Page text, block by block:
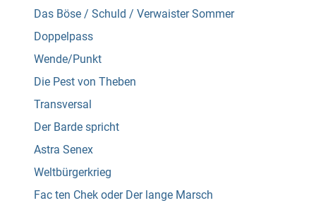
Das Böse / Schuld / Verwaister Sommer
Doppelpass
Wende/Punkt
Die Pest von Theben
Transversal
Der Barde spricht
Astra Senex
Weltbürgerkrieg
Fac ten Chek oder Der lange Marsch